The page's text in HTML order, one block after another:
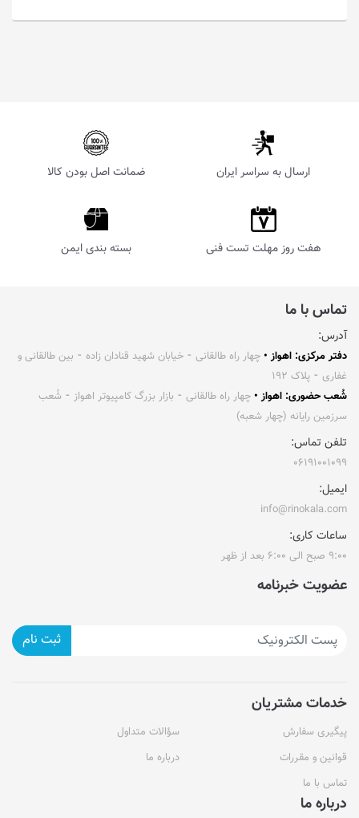
ارسال به سراسر ایران ضمانت اصل بودن کالا
هفت روز مهلت تست فنی بسته بندی ایمن
تماس با ما
آدرس:
دفتر مرکزی: اهواز • چهار راه طالقانی ⁃ خیابان شهید قنادان زاده ⁃ بین طالقانی و
غفاری ⁃ پلاک ۱۹۲
شُعب حضوری: اهواز • چهار راه طالقانی ⁃ بازار بزرگ کامپیوتر اهواز ⁃ شُعب
سرزمین رایانه (چهار شعبه)
تلفن تماس:
۰۶۱۹۱۰۰۱۰۹۹
ایمیل:
info@rinokala.com
ساعات کاری:
۹:۰۰ صبح الی ۶:۰۰ بعد از ظهر
عضویت خبرنامه
ثبت نام
خدمات مشتریان
پیگیری سفارش
سؤالات متداول
قوانین و مقررات
درباره ما
تماس با ما
درباره ما